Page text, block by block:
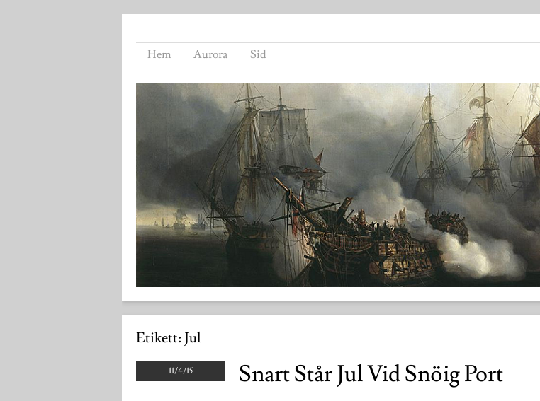
Hem Aurora Sid
Etikett: Jul
11/4/15 Snart Står Jul Vid Snöig Port